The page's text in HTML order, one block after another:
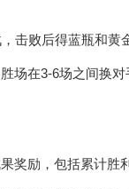
击败后得蓝瓶和
场在3-6场之间换
奖励，包括累计